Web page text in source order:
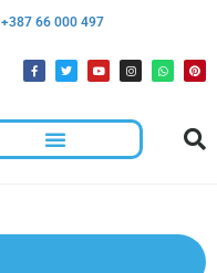
+387 66 000 497